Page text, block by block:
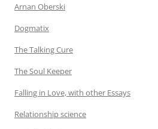
Arnan Oberski
Dogmatix
The Talking Cure
The Soul Keeper
Falling in Love, with other Essays
Relationship science